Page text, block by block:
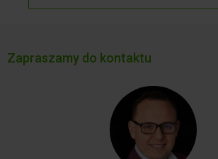
Zapraszamy do kontaktu